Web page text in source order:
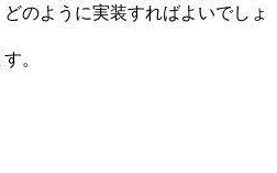
のように実装すればよいでしょ
。